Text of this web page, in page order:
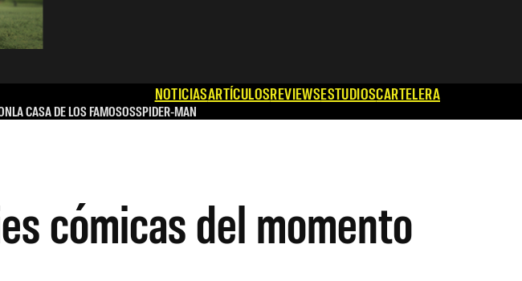
NOTICIASARTÍCULOSREVIEWSESTUDIOSCARTELERA
LA CASA DE LOS FAMOSOSSPIDER-MAN
cómicas del momento